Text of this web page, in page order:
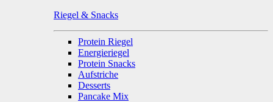
Riegel & Snacks
Protein Riegel
Energieriegel
Protein Snacks
Aufstriche
Desserts
Pancake Mix